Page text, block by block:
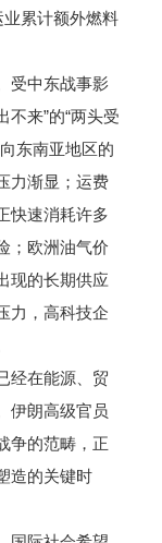
累计额外燃料
中东战事影
不来”的“两头受
东南亚地区的
力渐显；运费
快速消耗许多
；欧洲油气价
现的长期供应
力，高科技企
在能源、贸
伊朗高级官员
争的范畴，正
造的关键时